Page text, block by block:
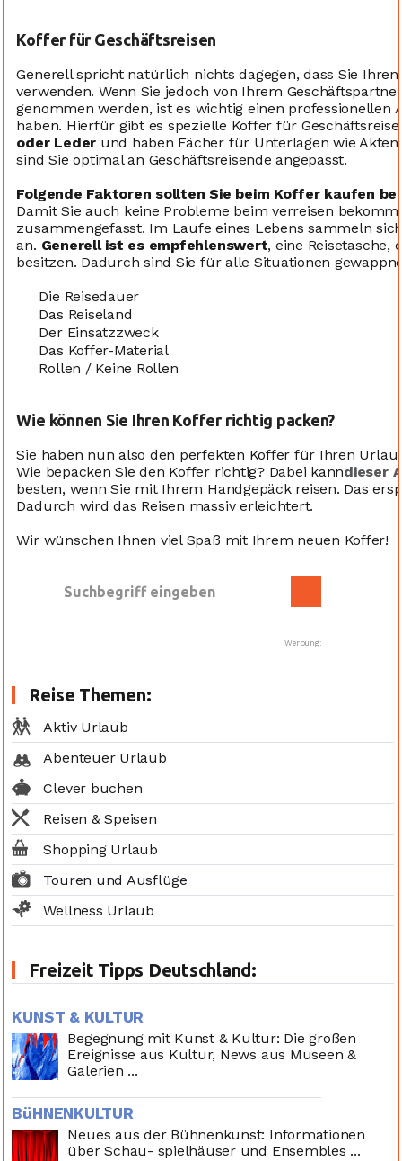
Koffer für Geschäftsreisen
Generell spricht natürlich nichts dagegen, dass Sie
verwenden. Wenn Sie jedoch von Ihrem
genommen werden, ist es wichtig einen
haben. Hierfür gibt es spezielle Koffer für
oder Leder und haben Fächer für Unterlagen wie
sind Sie optimal an Geschäftsreisende angepasst.
Folgende Faktoren sollten Sie beim Koffer kaufen
Damit Sie auch keine Probleme beim verreisen
zusammengefasst. Im Laufe eines Lebens sammeln
an. Generell ist es empfehlenswert, eine
besitzen. Dadurch sind Sie für alle Situationen
Die Reisedauer
Das Reiseland
Der Einsatzzweck
Das Koffer-Material
Rollen / Keine Rollen
Wie können Sie Ihren Koffer richtig packen?
Sie haben nun also den perfekten Koffer für Ihren
Wie bepacken Sie den Koffer richtig? Dabei kanndieser
besten, wenn Sie mit Ihrem Handgepäck reisen. Das
Dadurch wird das Reisen massiv erleichtert.
Wir wünschen Ihnen viel Spaß mit Ihrem neuen Koffer!
Werbung:
Reise Themen:
Aktiv Urlaub
Abenteuer Urlaub
Clever buchen
Reisen & Speisen
Shopping Urlaub
Touren und Ausflüge
Wellness Urlaub
Freizeit Tipps Deutschland:
KUNST & KULTUR
Begegnung mit Kunst & Kultur: Die großen
Ereignisse aus Kultur, News aus Museen &
Galerien ...
BüHNENKULTUR
Neues aus der Bühnenkunst: Informationen
über Schau- spielhäuser und Ensembles ...